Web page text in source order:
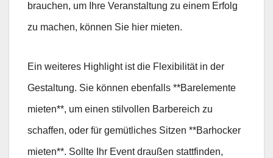
brauchen, um Ihre Veranstaltung zu einem Erfolg
zu machen, können Sie hier mieten.
Ein weiteres Highlight ist die Flexibilität in der
Gestaltung. Sie können ebenfalls **Barelemente
mieten**, um einen stilvollen Barbereich zu
schaffen, oder für gemütliches Sitzen **Barhocker
mieten**. Sollte Ihr Event draußen stattfinden,